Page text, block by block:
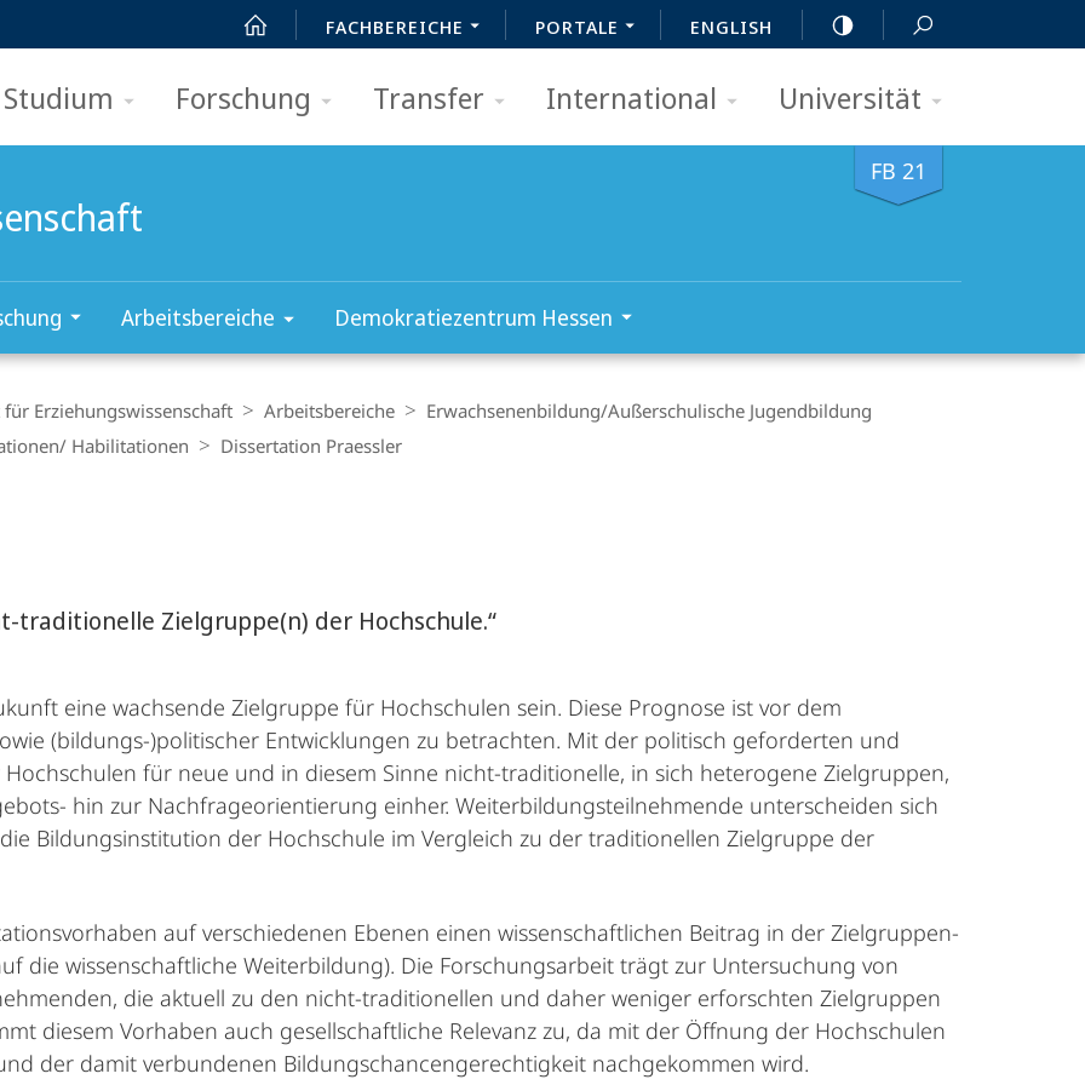
FACHBEREICHE PORTALE ENGLISH
Studium Forschung Transfer International Universität
FB 21
Arbeitsbereiche Demokratiezentrum Hessen
Erziehungswissenschaft Arbeitsbereiche
Erwachsenenbildung/­Außerschulische Jugendbildung
Habilitationen Dissertation Praessler
Zielgruppe(n) der Hochschule.“
eine wachsende Zielgruppe für Hochschulen sein. Diese Prognose ist vor dem
(bildungs-)politischer Entwicklungen zu betrachten. Mit der politisch geforderten und
für neue und in diesem Sinne nicht-traditionelle, in sich heterogene Zielgruppen,
hin zur Nachfrageorientierung einher. Weiterbildungsteilnehmende unterscheiden sich
Bildungsinstitution der Hochschule im Vergleich zu der traditionellen Zielgruppe der
auf verschiedenen Ebenen einen wissenschaftlichen Beitrag in der Zielgruppen-
die wissenschaftliche Weiterbildung). Die Forschungsarbeit trägt zur Untersuchung von
die aktuell zu den nicht-traditionellen und daher weniger erforschten Zielgruppen
diesem Vorhaben auch gesellschaftliche Relevanz zu, da mit der Öffnung der Hochschulen
der damit verbundenen Bildungschancengerechtigkeit nachgekommen wird.